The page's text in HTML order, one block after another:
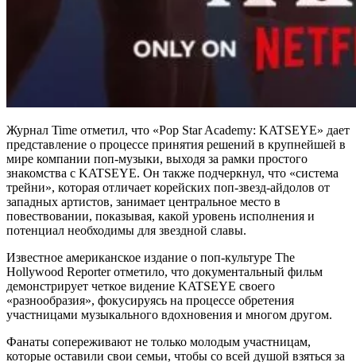
Журнал Time отметил, что «Pop Star Academy: KATSEYE» дает
представление о процессе принятия решений в крупнейшей в
мире компании поп-музыки, выходя за рамки простого
знакомства с KATSEYE. Он также подчеркнул, что «система
трейни», которая отличает корейских поп-звезд-айдолов от
западных артистов, занимает центральное место в
повествовании, показывая, какой уровень исполнения и
потенциал необходимы для звездной славы.
Известное американское издание о поп-культуре The
Hollywood Reporter отметило, что документальный фильм
демонстрирует четкое видение KATSEYE своего
«разнообразия», фокусируясь на процессе обретения
участницами музыкального вдохновения и многом другом.
Фанаты сопереживают не только молодым участницам,
которые оставили свои семьи, чтобы со всей душой взяться за